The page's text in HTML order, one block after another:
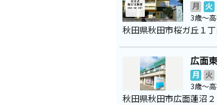
月 火
3歳～
秋田県秋田市桜ガ丘１
広面
月 火
3歳～
秋田県秋田市広面蓮沼２